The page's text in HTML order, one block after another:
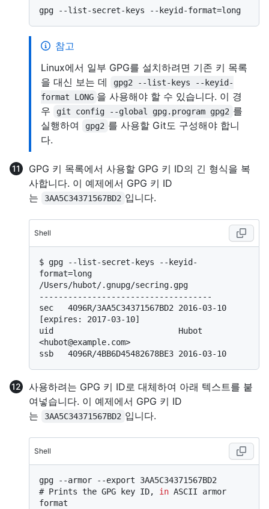
참고
Linux에서 일부 GPG를 설치하려면 기존 키 목록
을 대신 보는 데
gpg2 --list-keys --keyid-
format LONG 을 사용해야 할 수 있습니다. 이 경
우
git config --global gpg.program gpg2 를
실행하여
gpg2 를 사용할 Git도 구성해야 합니
다.
GPG 키 목록에서 사용할 GPG 키 ID의 긴 형식을 복
사합니다. 이 예제에서 GPG 키 ID
는
3AA5C34371567BD2 입니다.
Shell
$ gpg --list-secret-keys --keyid-
format=long
/Users/hubot/.gnupg/secring.gpg
------------------------------------
sec   4096R/3AA5C34371567BD2 2016-03-10
[expires: 2017-03-10]
uid                          Hubot
<hubot@example.com>
사용하려는 GPG 키 ID로 대체하여 아래 텍스트를 붙
여넣습니다. 이 예제에서 GPG 키 ID
는
3AA5C34371567BD2 입니다.
Shell
# Prints the GPG key ID, in ASCII armor
format